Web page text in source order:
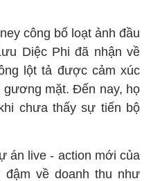
công bố loạt ảnh đầu
Diệc Phi đã nhận về
lột tả được cảm xúc
gương mặt. Đến nay, họ
chưa thấy sự tiến bộ
án live - action mới của
đậm về doanh thu như